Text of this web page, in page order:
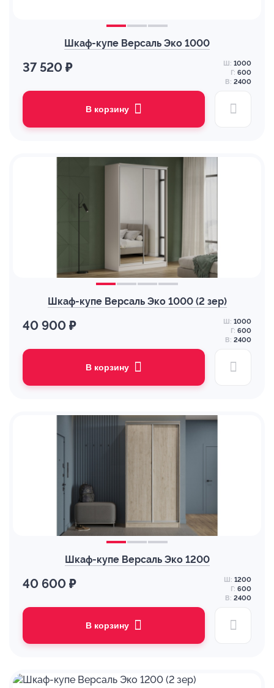
Шкаф-купе Версаль Эко 1000
37 520 ₽ Ш: 1000
Г: 600
В: 2400
В корзину
Шкаф-купе Версаль Эко 1000 (2 зер)
40 900 ₽ Ш: 1000
Г: 600
В: 2400
В корзину
Шкаф-купе Версаль Эко 1200
40 600 ₽ Ш: 1200
Г: 600
В: 2400
В корзину